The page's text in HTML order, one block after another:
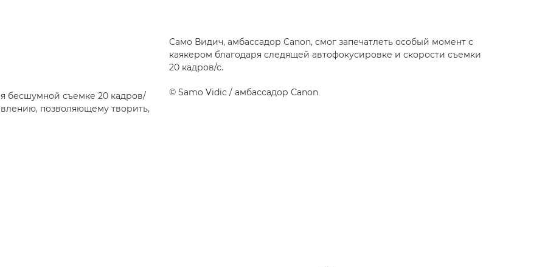
бесшумной съемке 20 кадров/
позволяющему творить,
Само Видич, амбассадор Canon, смог запечатлеть особый момент с
каякером благодаря следящей автофокусировке и скорости съемки
20 кадров/с.
© Samo Vidic / амбассадор Canon